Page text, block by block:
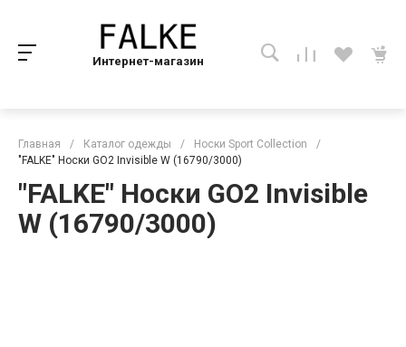
Интернет-магазин
Главная / Каталог одежды / Носки Sport Collection
/
"FALKE" Носки GO2 Invisible W (16790/3000)
"FALKE" Носки GO2 Invisible
W (16790/3000)